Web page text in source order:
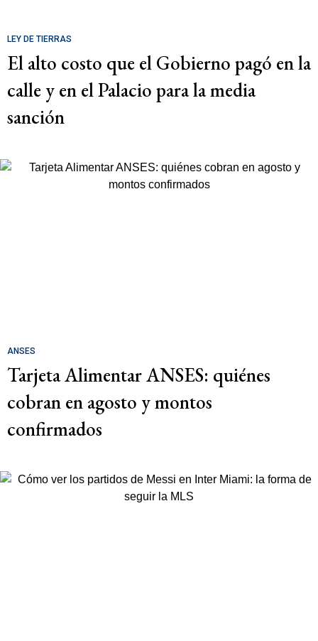
LEY DE TIERRAS
El alto costo que el Gobierno pagó en la
calle y en el Palacio para la media
sanción
ANSES
Tarjeta Alimentar ANSES: quiénes
cobran en agosto y montos
confirmados